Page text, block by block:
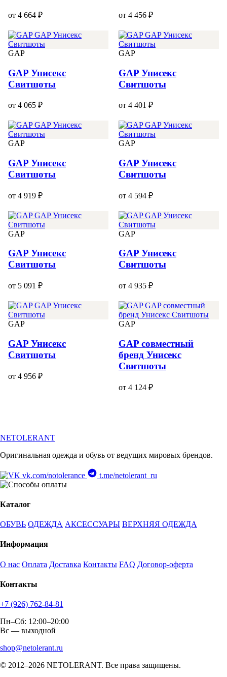
от 4 664 ₽ от 4 456 ₽
GAP
GAP Унисекс
Свитшоты
от 4 065 ₽
GAP
GAP Унисекс
Свитшоты
от 4 401 ₽
GAP
GAP Унисекс
Свитшоты
от 4 919 ₽
GAP
GAP Унисекс
Свитшоты
от 4 594 ₽
GAP
GAP Унисекс
Свитшоты
от 5 091 ₽
GAP
GAP Унисекс
Свитшоты
от 4 935 ₽
GAP
GAP Унисекс
Свитшоты
от 4 956 ₽
GAP
GAP совместный
бренд Унисекс
Свитшоты
от 4 124 ₽
NETOLERANT
Оригинальная одежда и обувь от ведущих мировых брендов.
vk.com/notolerance t.me/netolerant_ru
Каталог
ОБУВЬ ОДЕЖДА АКСЕССУАРЫ ВЕРХНЯЯ ОДЕЖДА
Информация
О нас Оплата Доставка Контакты FAQ Договор-оферта
Контакты
+7 (926) 762-84-81
Пн–Сб: 12:00–20:00
Вс — выходной
shop@netolerant.ru
© 2012–2026 NETOLERANT. Все права защищены.